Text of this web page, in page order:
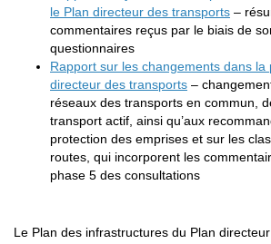
le Plan directeur des transports –
commentaires reçus par le biais de
questionnaires
Rapport sur les changements dans la
directeur des transports –
réseaux des transports en commun,
transport actif, ainsi qu’aux
protection des emprises et sur les
routes, qui incorporent les
phase 5 des consultations
Le Plan des infrastructures du Plan